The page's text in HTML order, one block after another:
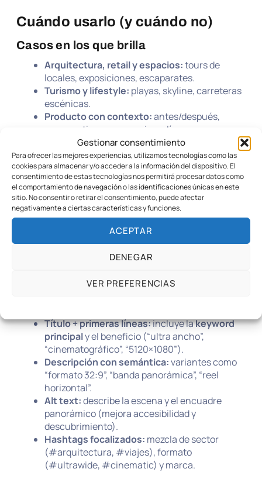
Gestionar consentimiento
Para ofrecer las mejores experiencias, utilizamos tecnologías como las
cookies para almacenar y/o acceder a la información del dispositivo. El
consentimiento de estas tecnologías nos permitirá procesar datos como
el comportamiento de navegación o las identificaciones únicas en este
sitio. No consentir o retirar el consentimiento, puede afectar
negativamente a ciertas características y funciones.
ACEPTAR
DENEGAR
VER PREFERENCIAS
Cuándo usarlo (y cuándo no)
Casos en los que brilla
Arquitectura, retail y espacios:tours de
locales, exposiciones, escaparates.
Turismo y lifestyle: playas, skyline, carreteras
escénicas.
Producto con contexto:antes/después,
comparativas en una misma línea.
Moodboards y branding:secuencias visuales
con logos sutiles y tipografías.
Evítalo si…
Tu contenido depende de texto grande
(puede quedar pequeño).
Necesitas mostrardetalles verticales
de cuerpo completo, tutoriales en primer
SEO para Reels (sí, también
Título + primeras líneas:incluye lakeyword
principaly el beneficio (“ultra ancho”,
“cinematográfico”, “5120×1080”).
Descripción con semántica:variantes como
“formato 32:9”, “banda panorámica”, “reel
horizontal”.
Alt text:describe la escena y el encuadre
panorámico (mejora accesibilidad y
descubrimiento).
Hashtags focalizados: mezcla de sector
(#arquitectura, #viajes), formato
(#ultrawide, #cinematic) y marca.